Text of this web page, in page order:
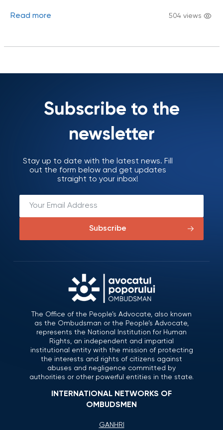
Read more 504 views
Subscribe to the
newsletter
Stay up to date with the latest news. Fill
out the form below and get updates
straight to your inbox!
Subscribe
The Office of the People’s Advocate, also known
as the Ombudsman or the People’s Advocate,
represents the National Institution for Human
Rights, an independent and impartial
institutional entity with the mission of protecting
the interests and rights of citizens against
abuses and negligence committed by
authorities or other powerful entities in the state.
INTERNATIONAL NETWORKS OF
OMBUDSMEN
GANHRI